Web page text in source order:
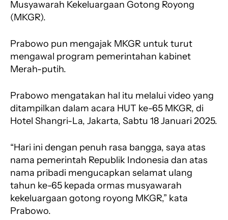
Musyawarah Kekeluargaan Gotong Royong
(MKGR).
Prabowo pun mengajak MKGR untuk turut
mengawal program pemerintahan kabinet
Merah-putih.
Prabowo mengatakan hal itu melalui video yang
ditampilkan dalam acara HUT ke-65 MKGR, di
Hotel Shangri-La, Jakarta, Sabtu 18 Januari 2025.
“Hari ini dengan penuh rasa bangga, saya atas
nama pemerintah Republik Indonesia dan atas
nama pribadi mengucapkan selamat ulang
tahun ke-65 kepada ormas musyawarah
kekeluargaan gotong royong MKGR,” kata
Prabowo.